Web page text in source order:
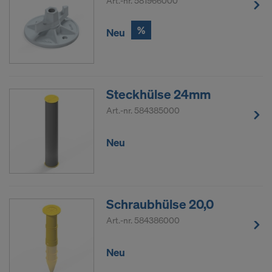
Neu %
Steckhülse 24mm
Art.-nr. 584385000
Neu
Schraubhülse 20,0
Art.-nr. 584386000
Neu